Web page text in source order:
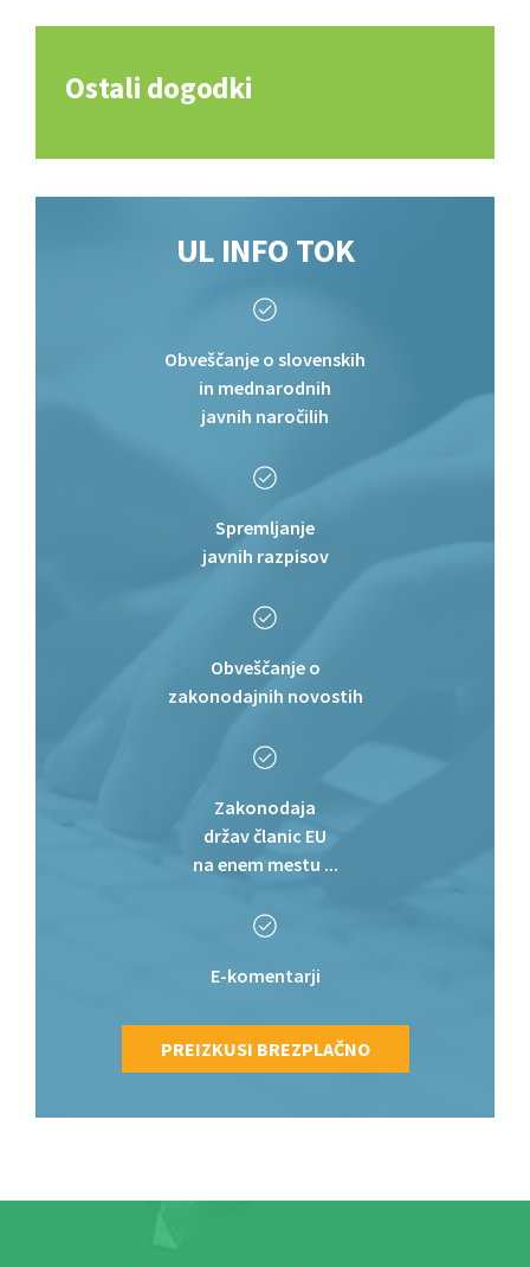
Ostali dogodki
UL INFO TOK
Obveščanje o slovenskih
in mednarodnih
javnih naročilih
Spremljanje
javnih razpisov
Obveščanje o
zakonodajnih novostih
Zakonodaja
držav članic EU
na enem mestu ...
E-komentarji
PREIZKUSI BREZPLAČNO